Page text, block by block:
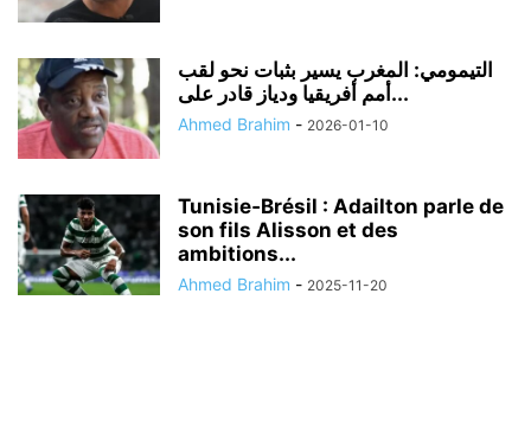
التيمومي: المغرب يسير بثبات نحو لقب
أمم أفريقيا ودياز قادر على...
Ahmed Brahim - 2026-01-10
Tunisie‑Brésil : Adailton parle de
son fils Alisson et des
ambitions...
Ahmed Brahim - 2025-11-20